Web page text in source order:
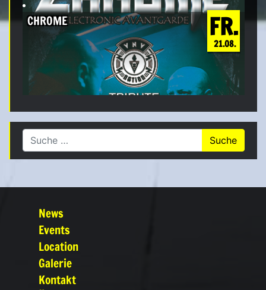
FR.
21.08.
CHROME
Suche nach:
News
Events
Location
Galerie
Kontakt